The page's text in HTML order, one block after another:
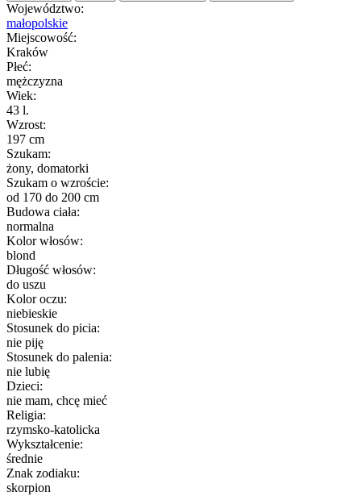
Województwo:
małopolskie
Miejscowość:
Kraków
Płeć:
mężczyzna
Wiek:
43 l.
Wzrost:
197 cm
Szukam:
żony, domatorki
Szukam o wzroście:
od 170 do 200 cm
Budowa ciała:
normalna
Kolor włosów:
blond
Długość włosów:
do uszu
Kolor oczu:
niebieskie
Stosunek do picia:
nie piję
Stosunek do palenia:
nie lubię
Dzieci:
nie mam, chcę mieć
Religia:
rzymsko-katolicka
Wykształcenie:
średnie
Znak zodiaku:
skorpion